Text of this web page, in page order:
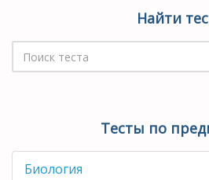
Найти
Тесты по
Биология